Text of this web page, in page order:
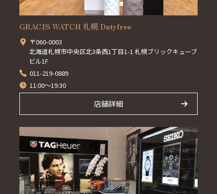
GRACIS WATCH 札幌 Dutyfree
〒060-0003
北海道札幌市中央区北3条西1丁目1-1 札幌ブリックキューブ
ビル1F
011-219-0889
11:00～19:30
店舗詳細